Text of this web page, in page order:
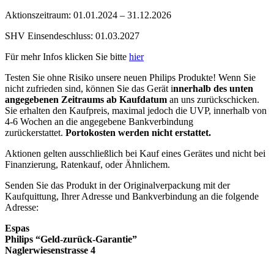
Aktionszeitraum: 01.01.2024 – 31.12.2026
SHV Einsendeschluss: 01.03.2027
Für mehr Infos klicken Sie bitte hier
Testen Sie ohne Risiko unsere neuen Philips Produkte! Wenn Sie
nicht zufrieden sind, können Sie das Gerät innerhalb des unten
angegebenen Zeitraums ab Kaufdatum an uns zurückschicken.
Sie erhalten den Kaufpreis, maximal jedoch die UVP, innerhalb von
4-6 Wochen an die angegebene Bankverbindung
zurückerstattet. Portokosten werden nicht erstattet.
Aktionen gelten ausschließlich bei Kauf eines Gerätes und nicht bei
Finanzierung, Ratenkauf, oder Ähnlichem.
Senden Sie das Produkt in der Originalverpackung mit der
Kaufquittung, Ihrer Adresse und Bankverbindung an die folgende
Adresse:
Espas
Philips “Geld-zurück-Garantie”
Naglerwiesenstrasse 4